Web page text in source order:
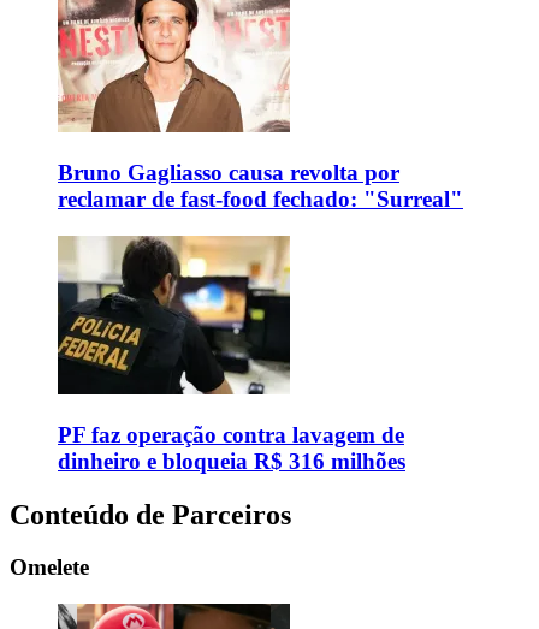
Bruno Gagliasso causa revolta por
reclamar de fast-food fechado: "Surreal"
PF faz operação contra lavagem de
dinheiro e bloqueia R$ 316 milhões
Conteúdo de Parceiros
Omelete